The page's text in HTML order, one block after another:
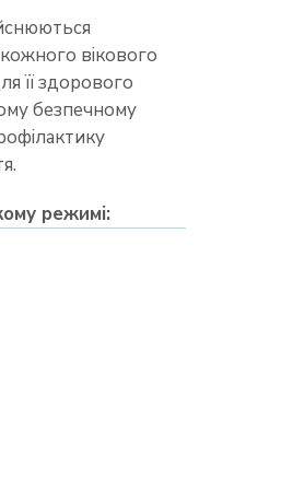
вікового
її здорового
безпечному
режимі: